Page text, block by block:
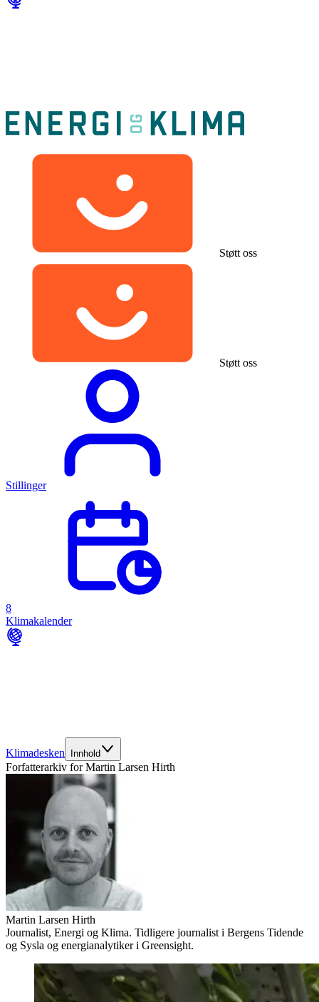
Støtt oss
Støtt oss
Stillinger
8
Klimakalender
Klimadesken Innhold
Forfatterarkiv forMartin Larsen Hirth
Martin Larsen Hirth
Journalist, Energi og Klima. Tidligere journalist i Bergens Tidende
og Sysla og energianalytiker i Greensight.